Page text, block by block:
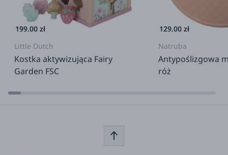
199.00 zł
Little Dutch
Kostka aktywizująca Fairy
Garden FSC
129.00 zł
Natruba
Antypoślizgowa
róż